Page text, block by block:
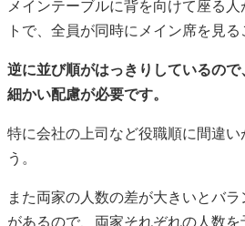
また両家の人数の差が大きいとバラ
ーズですよ。
オーバル型